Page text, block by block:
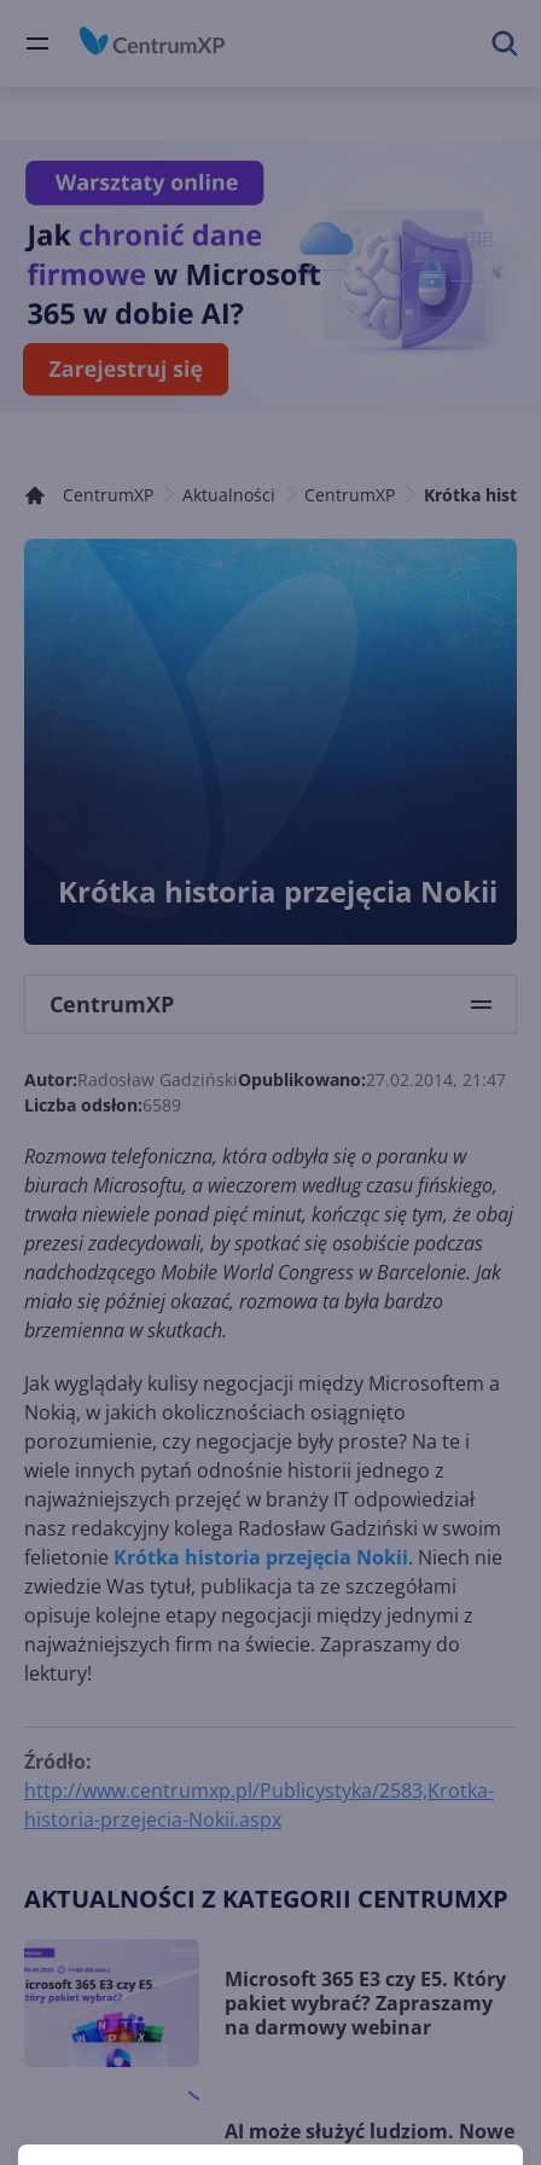
CentrumXP Aktualności CentrumXP Krótka
Krótka historia przejęcia Nokii
CentrumXP
Autor:Radosław GadzińskiOpublikowano:27.02.2014, 21:47
Liczba odsłon:6589
Rozmowa telefoniczna, która odbyła się o poranku w
biurach Microsoftu, a wieczorem według czasu fińskiego,
trwała niewiele ponad pięć minut, kończąc się tym, że obaj
prezesi zadecydowali, by spotkać się osobiście podczas
nadchodzącego Mobile World Congress w Barcelonie. Jak
miało się później okazać, rozmowa ta była bardzo
brzemienna w skutkach.
Jak wyglądały kulisy negocjacji między Microsoftem a
Nokią, w jakich okolicznościach osiągnięto
porozumienie, czy negocjacje były proste? Na te i
wiele innych pytań odnośnie historii jednego z
najważniejszych przejęć w branży IT odpowiedział
nasz redakcyjny kolega Radosław Gadziński w swoim
felietonie Krótka historia przejęcia Nokii. Niech nie
zwiedzie Was tytuł, publikacja ta ze szczegółami
opisuje kolejne etapy negocjacji między jednymi z
najważniejszych firm na świecie. Zapraszamy do
lektury!
Źródło:
http://www.centrumxp.pl/Publicystyka/2583,Krotka-
historia-przejecia-Nokii.aspx
AKTUALNOŚCI Z KATEGORII CENTRUMXP
Microsoft 365 E3 czy E5. Który
pakiet wybrać? Zapraszamy
na darmowy webinar
AI może służyć ludziom. Nowe